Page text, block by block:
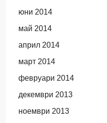
юни 2014
май 2014
април 2014
март 2014
февруари 2014
декември 2013
ноември 2013